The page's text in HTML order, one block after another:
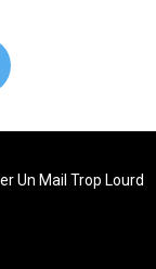
Un Mail Trop Lourd